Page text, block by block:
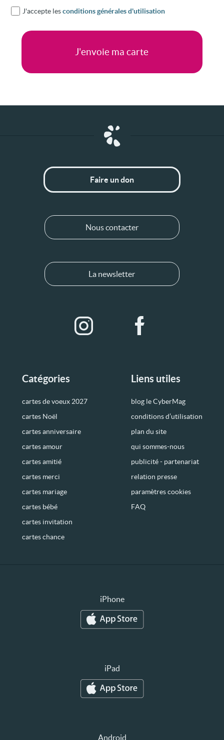
J'accepte lesconditions générales d'utilisation
Catégories
cartes de voeux 2027
cartes Noël
cartes anniversaire
cartes amour
cartes amitié
cartes merci
cartes mariage
cartes bébé
cartes invitation
cartes chance
Liens utiles
blog le CyberMag
conditions d’utilisation
plan du site
qui sommes-nous
publicité - partenariat
relation presse
paramètres cookies
FAQ
Faire un don
Nous contacter
La newsletter
iPhone
iPad
Android